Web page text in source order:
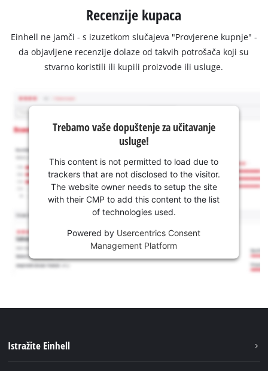
Recenzije kupaca
Einhell ne jamči - s izuzetkom slučajeva "Provjerene kupnje" -
da objavljene recenzije dolaze od takvih potrošača koji su
stvarno koristili ili kupili proizvode ili usluge.
Trebamo vaše dopuštenje za učitavanje
usluge!
This content is not permitted to load due to
trackers that are not disclosed to the visitor.
The website owner needs to setup the site
with their CMP to add this content to the list
of technologies used.
Powered by Usercentrics Consent
Management Platform
Istražite Einhell